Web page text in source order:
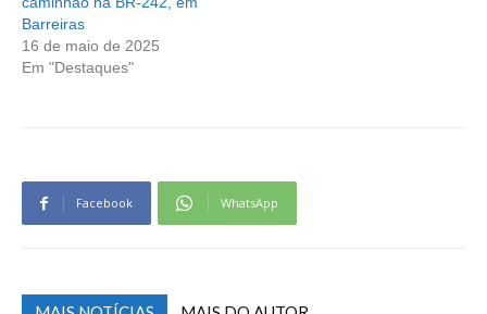
Barreiras
16 de maio de 2025
Em "Destaques"
Facebook WhatsApp